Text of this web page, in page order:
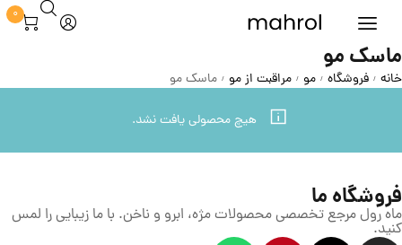
0
ماسک مو
خانه / فروشگاه / مو / مراقبت از مو / ماسک مو
هیچ محصولی یافت نشد.
فروشگاه ما
ماه رول مرجع تخصصی محصولات مژه، ابرو و ناخن. با ما زیبایی را لمس
کنید.